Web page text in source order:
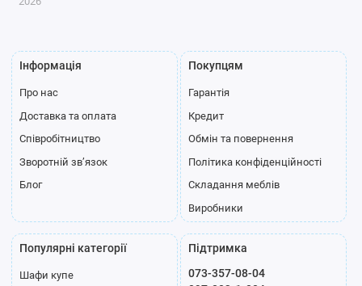
Інформація
Про нас
Доставка та оплата
Співробітництво
Зворотній зв’язок
Блог
Покупцям
Гарантія
Кредит
Обмін та повернення
Політика конфіденційності
Складання меблів
Виробники
Популярні категорії
Шафи купе
Підтримка
073-357-08-04